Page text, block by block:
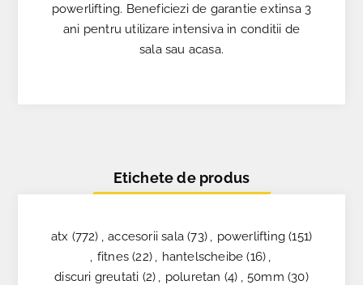
powerlifting. Beneficiezi de garantie extinsa 3
ani pentru utilizare intensiva in conditii de
sala sau acasa.
Etichete de produs
atx (772) , accesorii sala (73) , powerlifting (151)
, fitnes (22) , hantelscheibe (16) ,
discuri greutati (2) , poluretan (4) , 50mm (30)